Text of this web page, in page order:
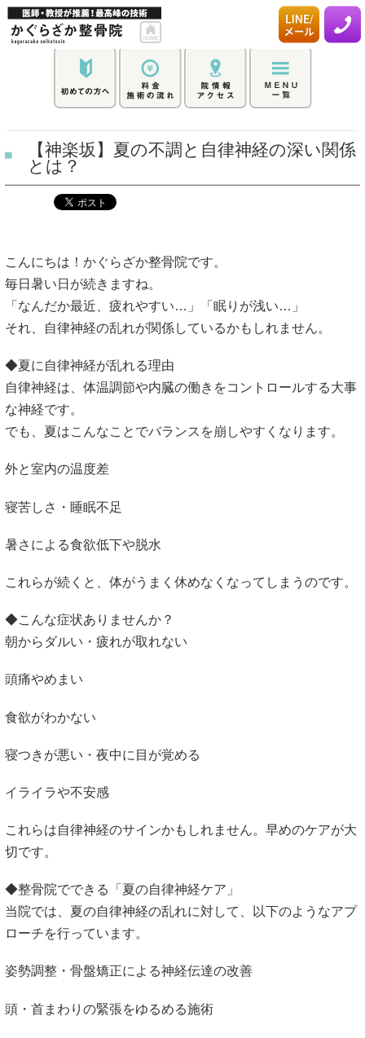
【神楽坂】夏の不調と自律神経の深い関係
とは？
こんにちは！かぐらざか整骨院です。
毎日暑い日が続きますね。
「なんだか最近、疲れやすい…」「眠りが浅い…」
それ、自律神経の乱れが関係しているかもしれません。
◆夏に自律神経が乱れる理由
自律神経は、体温調節や内臓の働きをコントロールする大事
な神経です。
でも、夏はこんなことでバランスを崩しやすくなります。
外と室内の温度差
寝苦しさ・睡眠不足
暑さによる食欲低下や脱水
これらが続くと、体がうまく休めなくなってしまうのです。
◆こんな症状ありませんか？
朝からダルい・疲れが取れない
頭痛やめまい
食欲がわかない
寝つきが悪い・夜中に目が覚める
イライラや不安感
これらは自律神経のサインかもしれません。早めのケアが大
切です。
◆整骨院でできる「夏の自律神経ケア」
当院では、夏の自律神経の乱れに対して、以下のようなアプ
ローチを行っています。
姿勢調整・骨盤矯正による神経伝達の改善
頭・首まわりの緊張をゆるめる施術